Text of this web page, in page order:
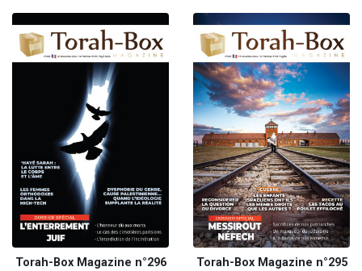
Torah-Box Magazine n°296
Torah-Box Magazine n°295